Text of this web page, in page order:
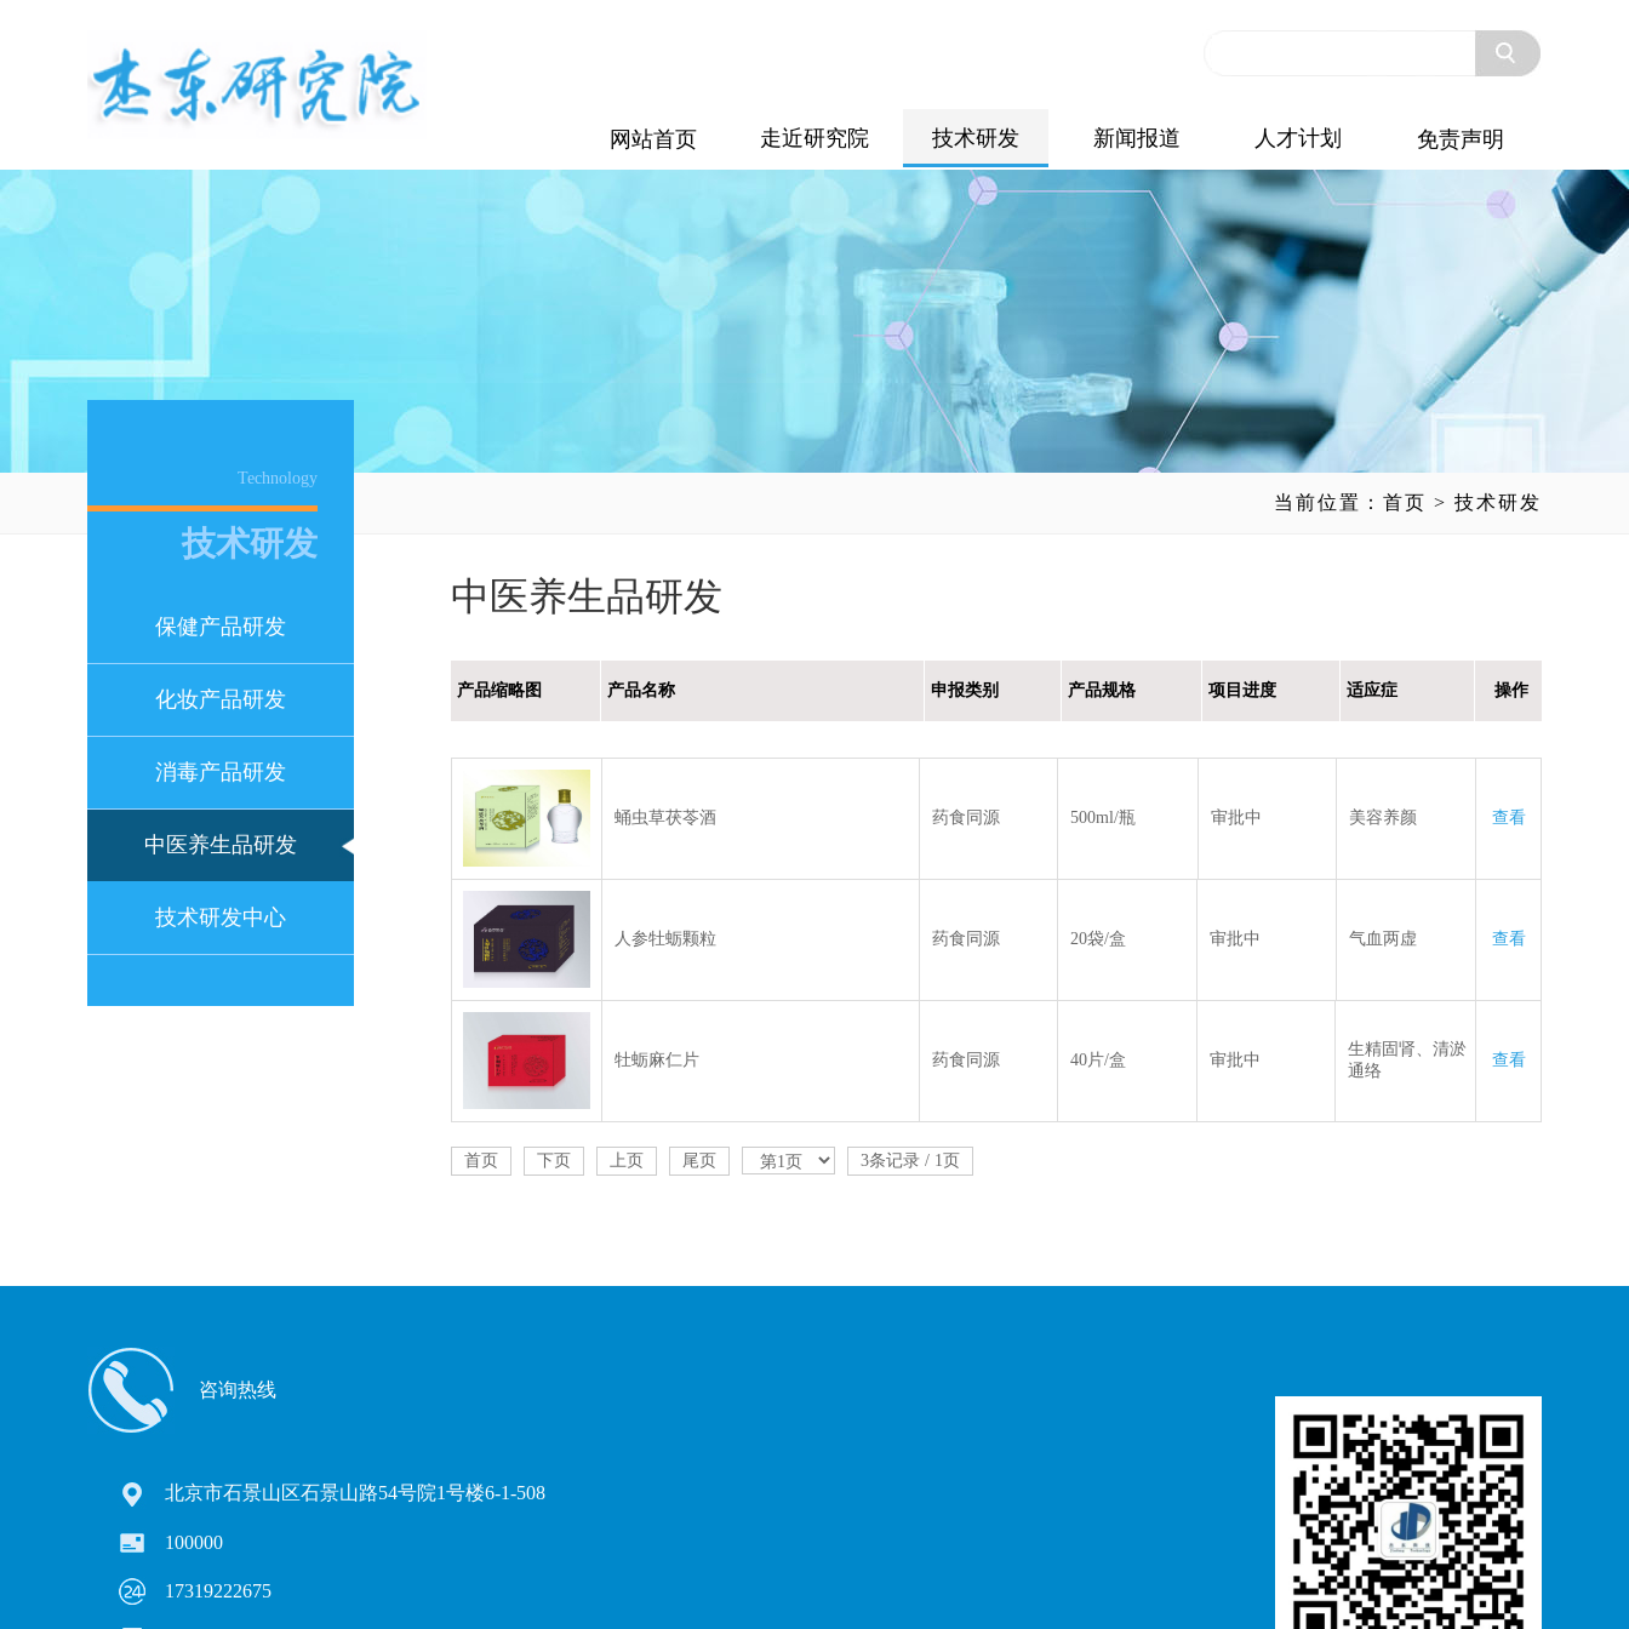
网站首页 走近研究院 技术研发 新闻报道 人才计划 免责声明
当前位置： 首页 > 技术研发
Technology
技术研发
保健产品研发
化妆产品研发
消毒产品研发
中医养生品研发
技术研发中心
中医养生品研发
产品缩略图 产品名称 申报类别 产品规格 项目进度 适应症 操作
蛹虫草茯苓酒 药食同源 500ml/瓶 审批中 美容养颜 查看
人参牡蛎颗粒 药食同源 20袋/盒 审批中 气血两虚 查看
牡蛎麻仁片 药食同源 40片/盒 审批中
生精固肾、清淤
通络
查看
首页 下页 上页 尾页 3条记录 / 1页
咨询热线
北京市石景山区石景山路54号院1号楼6-1-508
100000
17319222675